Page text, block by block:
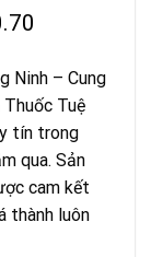
Ninh – Cung
Tuệ
tín trong
qua. Sản
cam kết
thành luôn